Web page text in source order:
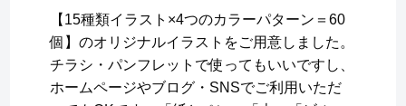
【15種類イラスト×4つのカラーパターン＝60
個】のオリジナルイラストをご用意しました。
チラシ・パンフレットで使ってもいいですし、
ホームページやブログ・SNSでご利用いただ